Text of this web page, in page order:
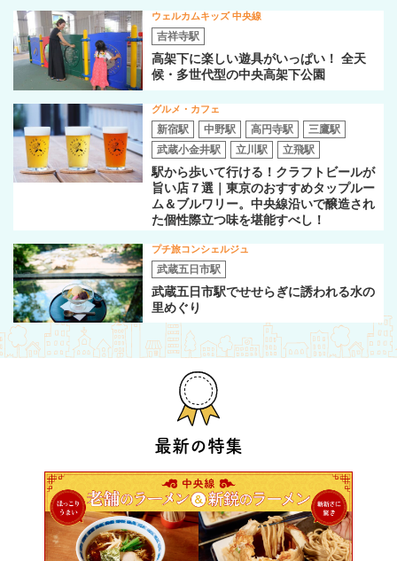
ウェルカムキッズ 中央線
吉祥寺駅
高架下に楽しい遊具がいっぱい！ 全天
候・多世代型の中央高架下公園
グルメ・カフェ
新宿駅 中野駅 高円寺駅
三鷹駅
武蔵小金井駅
立川駅 立飛駅
駅から歩いて行ける！クラフトビールが
旨い店７選｜東京のおすすめタップルー
ム＆ブルワリー。中央線沿いで醸造され
た個性際立つ味を堪能すべし！
プチ旅コンシェルジュ
武蔵五日市駅
武蔵五日市駅でせせらぎに誘われる水の
里めぐり
最新の特集